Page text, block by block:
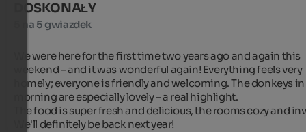
DOSKONAŁY
5 na 5 gwiazdek
We were here for the first time two years ago and again this
weekend – and it was wonderful again! Everything feels very
homely; everyone is friendly and welcoming. The donkeys
morning are especially lovely – a real highlight.
The food is super fresh and delicious, the rooms cozy and
We'll definitely be back next year!